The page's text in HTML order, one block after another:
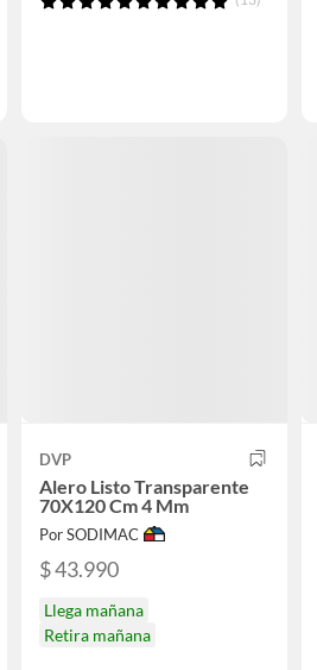
DVP
Alero Listo Transparente
70X120 Cm 4 Mm
Por SODIMAC
$ 43.990
Llega mañana
Retira mañana